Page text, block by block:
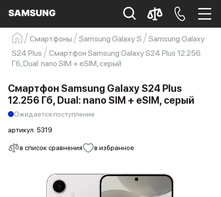
Samsung Смартфон s23
s23 ultra
Galaxy S22
s21
Смартфоны Samsung Galaxy S
Samsung Galaxy
S24 Plus
Смартфон Samsung Galaxy S24 Plus 12.256
Гб, Dual: nano SIM + eSIM, серый
в список сравнения в избранное
Смартфон Samsung Galaxy S24 Plus
12.256 Гб, Dual: nano SIM + eSIM, серый
Ожидается поступление
артикул: 5319